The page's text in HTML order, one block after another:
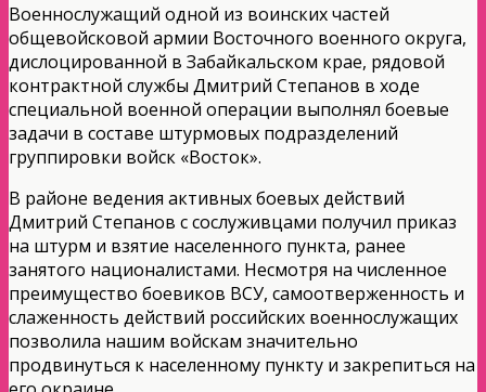
Военнослужащий одной из воинских частей
общевойсковой армии Восточного военного округа,
дислоцированной в Забайкальском крае, рядовой
контрактной службы Дмитрий Степанов в ходе
специальной военной операции выполнял боевые
задачи в составе штурмовых подразделений
группировки войск «Восток».
В районе ведения активных боевых действий
Дмитрий Степанов с сослуживцами получил приказ
на штурм и взятие населенного пункта, ранее
занятого националистами. Несмотря на численное
преимущество боевиков ВСУ, самоотверженность и
слаженность действий российских военнослужащих
позволила нашим войскам значительно
продвинуться к населенному пункту и закрепиться на